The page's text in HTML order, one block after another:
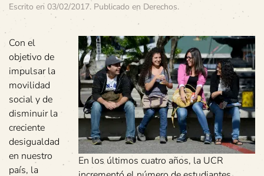
Escrito en 03/02/2017. Publicado en Derechos.
En los últimos cuatro años, la UCR
Con el
objetivo de
impulsar la
movilidad
social y de
disminuir la
creciente
desigualdad
en nuestro
país, la